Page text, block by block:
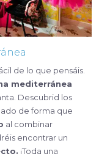
de lo que pensáis.
mediterránea
Descubrid los
de forma que
al combinar
encontrar un
¡Toda una